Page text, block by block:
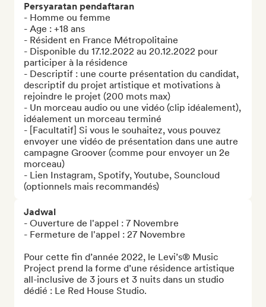
Persyaratan pendaftaran
- Homme ou femme
- Age : +18 ans
- Résident en France Métropolitaine
- Disponible du 17.12.2022 au 20.12.2022 pour
participer à la résidence
- Descriptif : une courte présentation du candidat,
descriptif du projet artistique et motivations à
rejoindre le projet (200 mots max)
- Un morceau audio ou une vidéo (clip idéalement),
idéalement un morceau terminé
- [Facultatif] Si vous le souhaitez, vous pouvez
envoyer une vidéo de présentation dans une autre
campagne Groover (comme pour envoyer un 2e
morceau)
- Lien Instagram, Spotify, Youtube, Souncloud
(optionnels mais recommandés)
Jadwal
- Ouverture de l'appel : 7 Novembre
- Fermeture de l'appel : 27 Novembre
Pour cette fin d’année 2022, le Levi’s® Music
Project prend la forme d’une résidence artistique
all-inclusive de 3 jours et 3 nuits dans un studio
dédié : Le Red House Studio.